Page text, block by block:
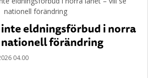
eldningsförbud i norra
förändring
04.00